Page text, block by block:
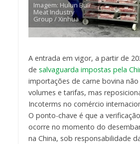
Imagem: Hulun Buir
Meat Industry
Group / Xinhua
A entrada em vigor, a partir de
de salvaguarda impostas pela
importações de carne bovina
volumes e tarifas, mas
Incoterms no comércio
O ponto-chave é que a
ocorre no momento do
na China, sob responsabilidade